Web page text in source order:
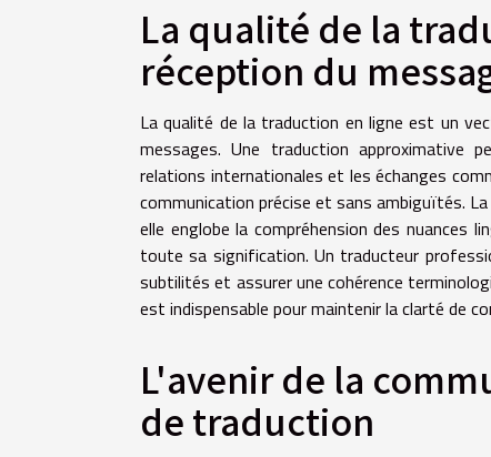
La qualité de la
réception du
La qualité de la traduction en ligne est un
messages. Une traduction approximative
relations internationales et les échanges
communication précise et sans ambiguïtés.
elle englobe la compréhension des nuances
toute sa signification. Un traducteur
subtilités et assurer une cohérence
est indispensable pour maintenir la clarté de
L'avenir de la
de traduction